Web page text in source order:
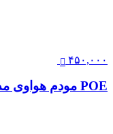
۴۵۰,۰۰۰
POE مودم هواوی مدل N5368